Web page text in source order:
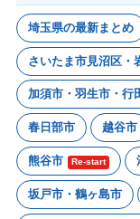
埼玉県の最新まとめ
さいたま市見沼区・
加須市・羽生市・行
春日部市 越谷市
熊谷市 Re-start
坂戸市・鶴ヶ島市